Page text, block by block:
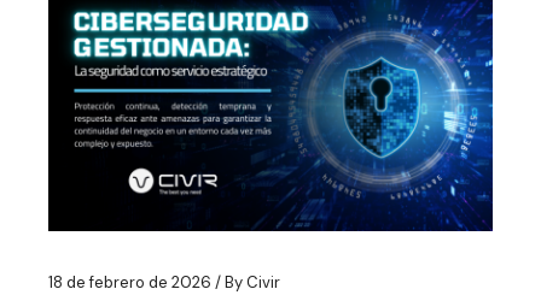
18 de febrero de 2026 ByCivir